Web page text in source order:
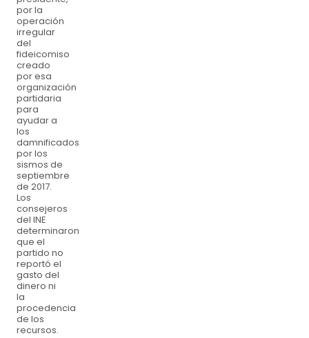
por la
operación
irregular
del
fideicomiso
creado
por esa
organización
partidaria
para
ayudar a
los
damnificados
por los
sismos de
septiembre
de 2017.
Los
consejeros
del INE
determinaron
que el
partido no
reportó el
gasto del
dinero ni
la
procedencia
de los
recursos.